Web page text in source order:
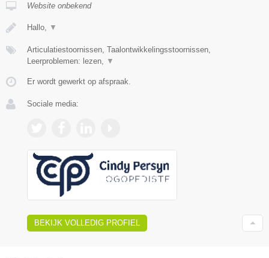
Website onbekend
Hallo, ▼
Articulatiestoornissen, Taalontwikkelingsstoornissen,
Leerproblemen: lezen, ▼
Er wordt gewerkt op afspraak.
Sociale media:
BEKIJK VOLLEDIG PROFIEL